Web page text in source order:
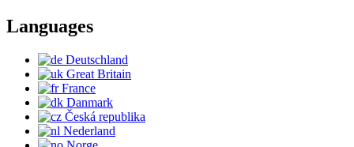
Languages
Deutschland
Great Britain
France
Danmark
Česká republika
Nederland